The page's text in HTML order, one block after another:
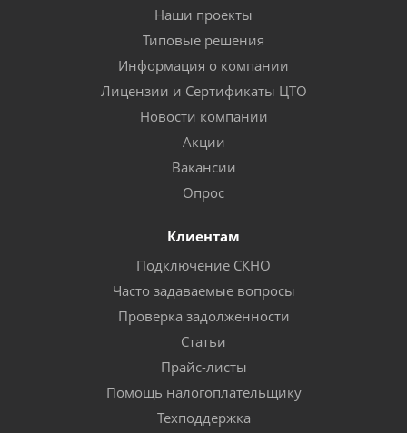
Наши проекты
Типовые решения
Информация о компании
Лицензии и Сертификаты ЦТО
Новости компании
Акции
Вакансии
Опрос
Клиентам
Подключение СКНО
Часто задаваемые вопросы
Проверка задолженности
Статьи
Прайс-листы
Помощь налогоплательщику
Техподдержка